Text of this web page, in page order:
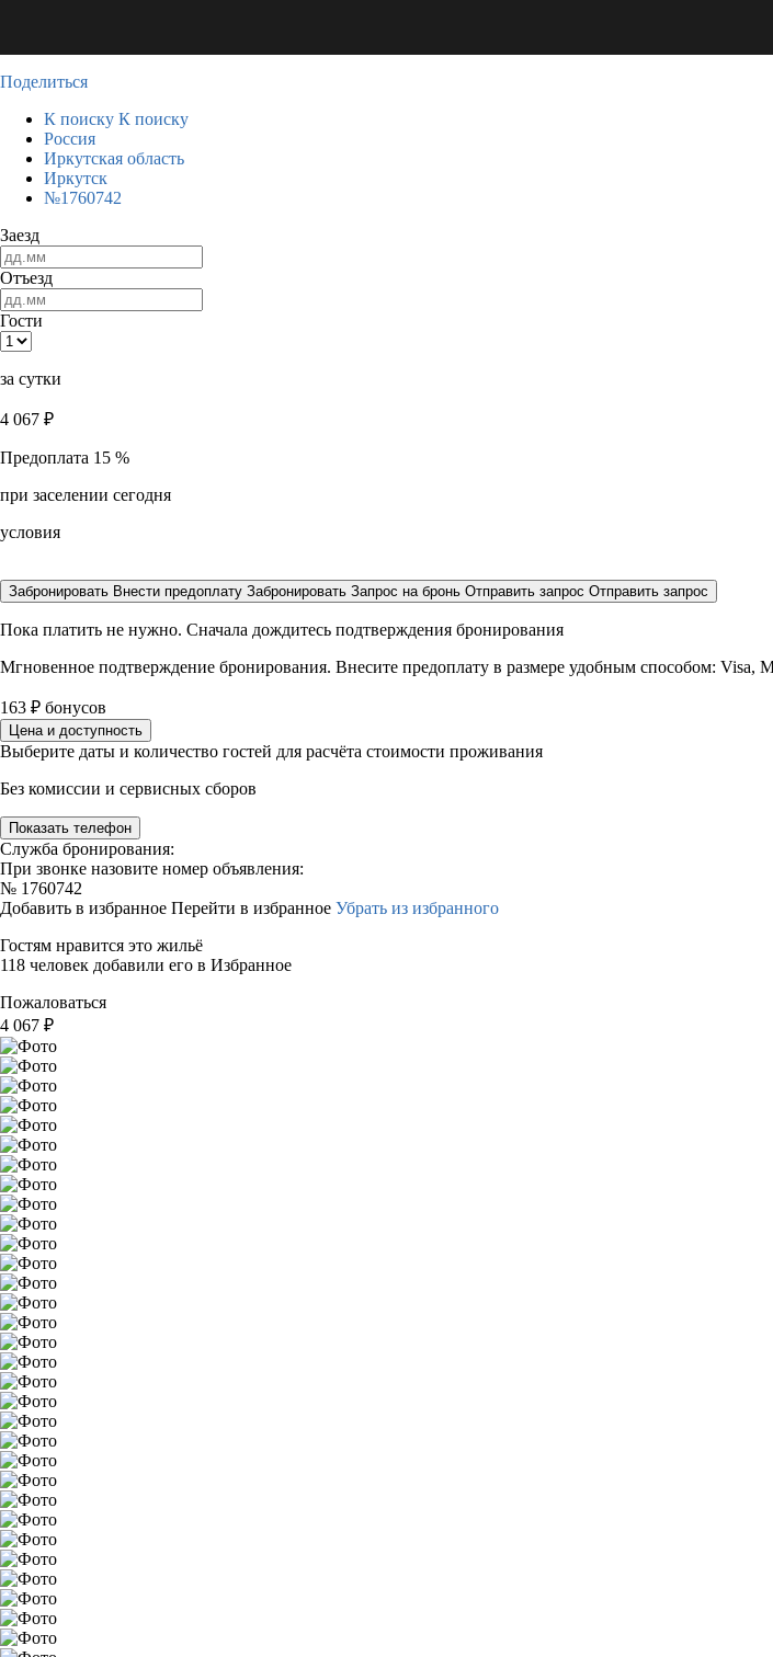
Поделиться
К поиску К поиску
Россия
Иркутская область
Иркутск
№1760742
Заезд
Отъезд
Гости
за сутки
4 067 ₽
Предоплата 15 %
при заселении сегодня
условия
Забронировать Внести предоплату Забронировать Запрос на бронь Отправить запрос Отправить запрос
Пока платить не нужно. Сначала дождитесь подтверждения бронирования
Мгновенное подтверждение бронирования. Внесите предоплату в размере удобным способом: Visa,
163 ₽ бонусов
Цена и доступность
Выберите даты и количество гостей для расчёта стоимости проживания
Без комиссии и сервисных сборов
Показать телефон
Служба бронирования:
При звонке назовите номер объявления:
№ 1760742
Добавить в избранное Перейти в избранное Убрать из избранного
Гостям нравится это жильё
118 человек добавили его в Избранное
Пожаловаться
4 067 ₽